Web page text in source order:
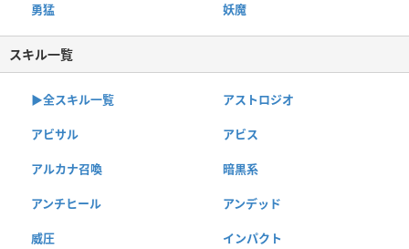
勇猛 妖魔
スキル一覧
▶︎全スキル一覧 アストロジオ
アビサル アビス
アルカナ召喚 暗黒系
アンチヒール アンデッド
威圧 インパクト